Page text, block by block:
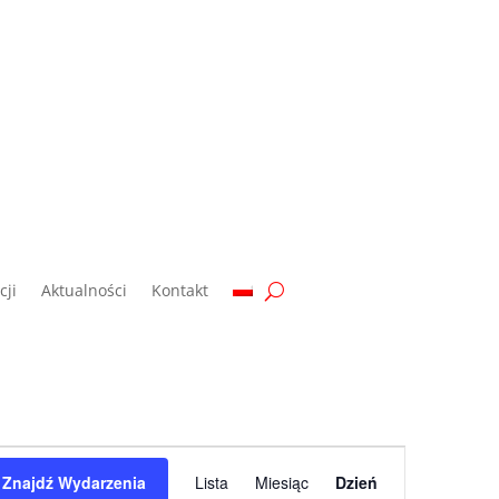
Aktualności Kontakt
Znajdź Wydarzenia
Wydarzenie
Widoki
Lista Miesiąc Dzień